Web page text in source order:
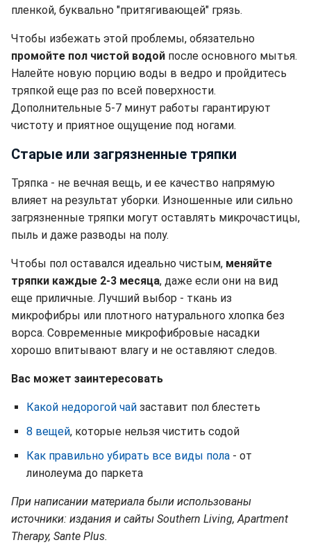
пленкой, буквально "притягивающей" грязь.
Чтобы избежать этой проблемы, обязательно
промойте пол чистой водой после основного мытья.
Налейте новую порцию воды в ведро и пройдитесь
тряпкой еще раз по всей поверхности.
Дополнительные 5-7 минут работы гарантируют
чистоту и приятное ощущение под ногами.
Старые или загрязненные тряпки
Тряпка - не вечная вещь, и ее качество напрямую
влияет на результат уборки. Изношенные или сильно
загрязненные тряпки могут оставлять микрочастицы,
пыль и даже разводы на полу.
Чтобы пол оставался идеально чистым, меняйте
тряпки каждые 2-3 месяца, даже если они на вид
еще приличные. Лучший выбор - ткань из
микрофибры или плотного натурального хлопка без
ворса. Современные микрофибровые насадки
хорошо впитывают влагу и не оставляют следов.
Вас может заинтересовать
Какой недорогой чай заставит пол блестеть
8 вещей, которые нельзя чистить содой
Как правильно убирать все виды пола - от
линолеума до паркета
При написании материала были использованы
источники: издания и сайты Southern Living, Apartment
Therapy, Sante Plus.